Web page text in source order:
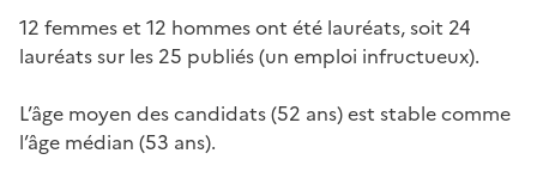
12 femmes et 12 hommes ont été lauréats, soit 24
lauréats sur les 25 publiés (un emploi infructueux).
L’âge moyen des candidats (52 ans) est stable comme
l’âge médian (53 ans).